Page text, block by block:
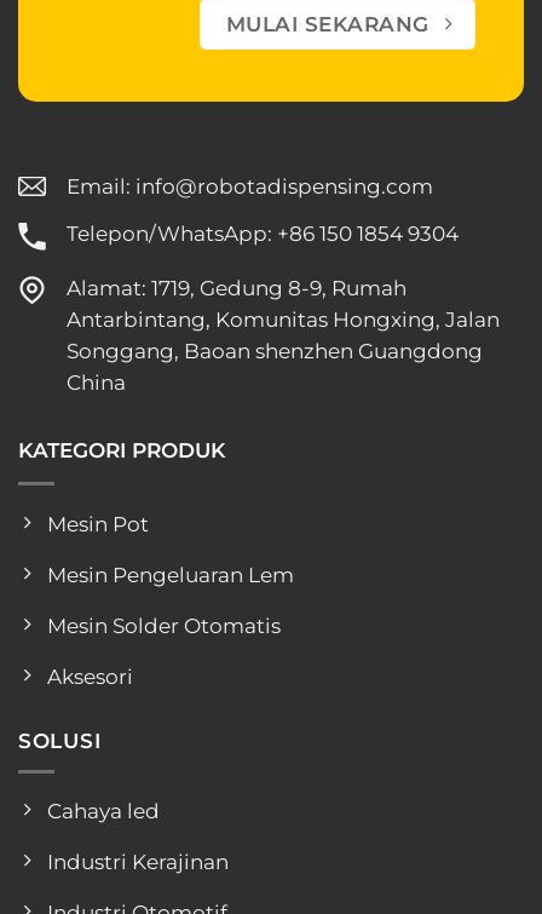
MULAI SEKARANG
Email: info@robotadispensing.com
Telepon/WhatsApp: +86 150 1854 9304
Alamat: 1719, Gedung 8-9, Rumah
Antarbintang, Komunitas Hongxing, Jalan
Songgang, Baoan shenzhen Guangdong
China
KATEGORI PRODUK
Mesin Pot
Mesin Pengeluaran Lem
Mesin Solder Otomatis
Aksesori
SOLUSI
Cahaya led
Industri Kerajinan